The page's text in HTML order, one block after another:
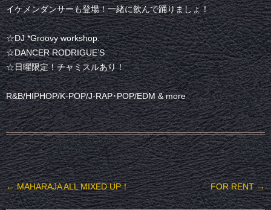
イケメンダンサーも登場！一緒に飲んで踊りましょ！
☆DJ *Groovy workshop.
☆DANCER RODRIGUE’S
☆日曜限定！チャミスルあり！
R&B/HIPHOP/K-POP/J-RAP･POP/EDM & more
投稿ナビゲーション
←MAHARAJA ALL MIXED UP！ FOR RENT→